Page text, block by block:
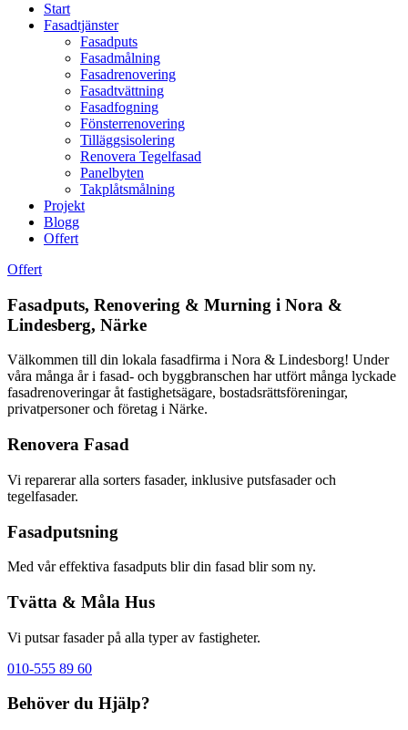
Start
Fasadtjänster
Fasadputs
Fasadmålning
Fasadrenovering
Fasadtvättning
Fasadfogning
Fönsterrenovering
Tilläggsisolering
Renovera Tegelfasad
Panelbyten
Takplåtsmålning
Projekt
Blogg
Offert
Offert
Fasadputs, Renovering & Murning i Nora &
Lindesberg, Närke
Välkommen till din lokala fasadfirma i Nora & Lindesborg! Under
våra många år i fasad- och byggbranschen har utfört många lyckade
fasadrenoveringar åt fastighetsägare, bostadsrättsföreningar,
privatpersoner och företag i Närke.
Renovera Fasad
Vi reparerar alla sorters fasader, inklusive putsfasader och
tegelfasader.
Fasadputsning
Med vår effektiva fasadputs blir din fasad blir som ny.
Tvätta & Måla Hus
Vi putsar fasader på alla typer av fastigheter.
010-555 89 60
Behöver du Hjälp?